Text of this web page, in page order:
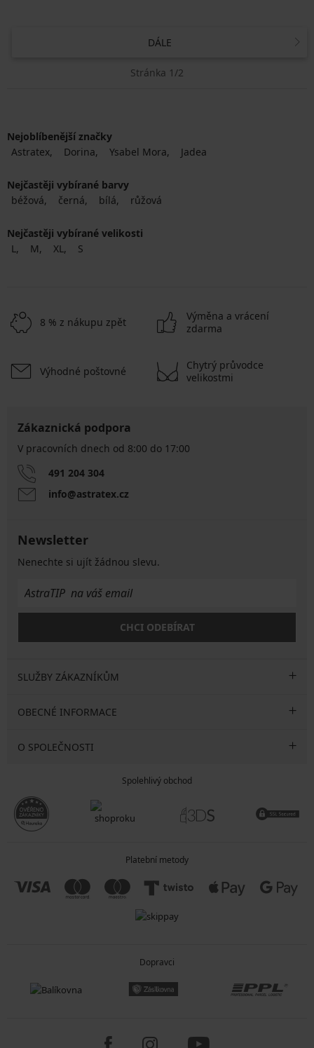
DÁLE
Stránka 1/2
Nejoblíbenější značky
Astratex
Dorina Ysabel Mora Jadea
Nejčastěji vybírané barvy
béžová
černá bílá růžová
Nejčastěji vybírané velikosti
L
M XL S
8 % z nákupu zpět
Výměna a vrácení
zdarma
Výhodné poštovné
Chytrý průvodce
velikostmi
Zákaznická podpora
V pracovních dnech od 8:00 do 17:00
491 204 304
info@astratex.cz
Newsletter
Nenechte si ujít žádnou slevu.
CHCI ODEBÍRAT
SLUŽBY ZÁKAZNÍKŮM
OBECNÉ INFORMACE
O SPOLEČNOSTI
Spolehlivý obchod
Platební metody
Dopravci